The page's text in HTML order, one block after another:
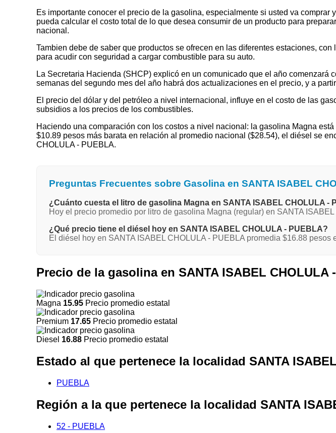
Es importante conocer el precio de la gasolina, especialmente si usted va
pueda calcular el costo total de lo que desea consumir de un producto para
nacional.
Tambien debe de saber que productos se ofrecen en las diferentes estaciones,
para acudir con seguridad a cargar combustible para su auto.
La Secretaria Hacienda (SHCP) explicó en un comunicado que el año
semanas del segundo mes del año habrá dos actualizaciones en el precio, y a
El precio del dólar y del petróleo a nivel internacional, influye en el costo de las
subsidios a los precios de los combustibles.
Haciendo una comparación con los costos a nivel nacional: la gasolina Magna
$10.89 pesos más barata en relación al promedio nacional ($28.54), el diésel se
CHOLULA - PUEBLA.
Preguntas Frecuentes sobre Gasolina en SANTA ISABEL
¿Cuánto cuesta el litro de gasolina Magna en SANTA ISABEL CHOLULA -
Hoy el precio promedio por litro de gasolina Magna (regular) en SANTA
¿Qué precio tiene el diésel hoy en SANTA ISABEL CHOLULA - PUEBLA?
El diésel hoy en SANTA ISABEL CHOLULA - PUEBLA promedia $16.88 pesos
Precio de la gasolina en SANTA ISABEL CHOLULA
Magna 15.95 Precio promedio estatal
Premium 17.65 Precio promedio estatal
Diesel 16.88 Precio promedio estatal
Estado al que pertenece la localidad SANTA
PUEBLA
Región a la que pertenece la localidad SANTA
52 - PUEBLA